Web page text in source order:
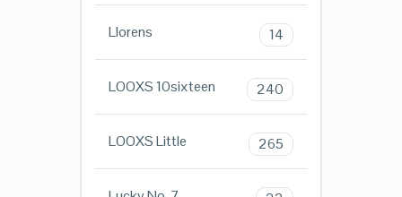
Llorens 14
LOOXS 10sixteen 240
LOOXS Little 265